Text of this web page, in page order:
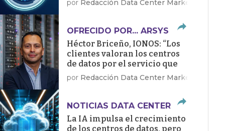
por Redacción Data Center Market
OFRECIDO POR... ARSYS
Héctor Briceño, IONOS: “Los
clientes valoran los centros
de datos por el servicio que
dan, no por sus megawatios”
por Redacción Data Center Market
NOTICIAS DATA CENTER
La IA impulsa el crecimiento
de los centros de datos, pero